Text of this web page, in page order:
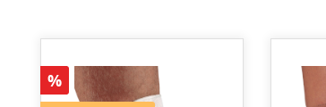
Rabatt
%